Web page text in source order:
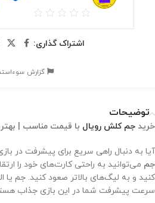
اشتراک گذاری:
گزارش
توضیحات
خرید جم کلش رویال با قیمت مناسب |
آیا به دنبال راهی سریع برای پیشرفت در
جم می‌توانید به راحتی کارت‌های خود را
کنید و به لیگ‌های بالاتر صعود کنید. جم یا
سرعت پیشرفت شما در این بازی جذاب